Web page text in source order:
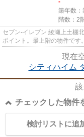
-
築年数
階数：2
セブン‐イレブン 綾瀬上土棚
ポイント。最上階の物件です
現在
シティハイム
チェックした物件
検討リストに追